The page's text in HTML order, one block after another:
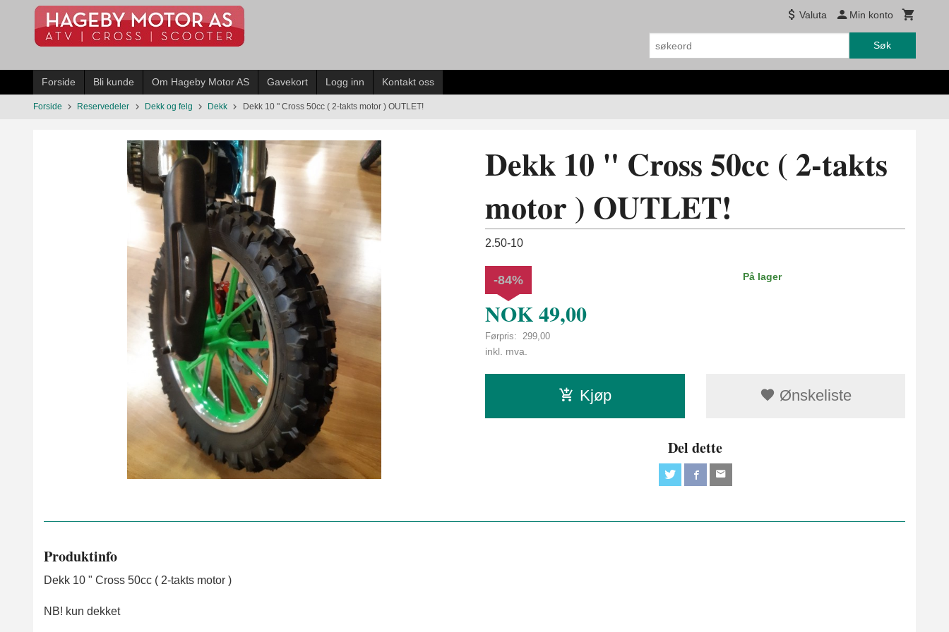
innholdet
Valuta Min konto
Søk
Forside Bli kunde Om Hageby Motor AS Gavekort Logg inn Kontakt oss
Forside Reservedeler Dekk og felg Dekk Dekk 10 " Cross 50cc ( 2-takts motor ) OUTLET!
Dekk 10 " Cross 50cc ( 2-takts
motor ) OUTLET!
2.50-10
NOK49,00
Førpris: 299,00
Rabatt
-84%
inkl. mva.
På lager
Kjøp Ønskeliste
Del dette
Produktinfo
Dekk 10 " Cross 50cc ( 2-takts motor )
NB! kun dekket